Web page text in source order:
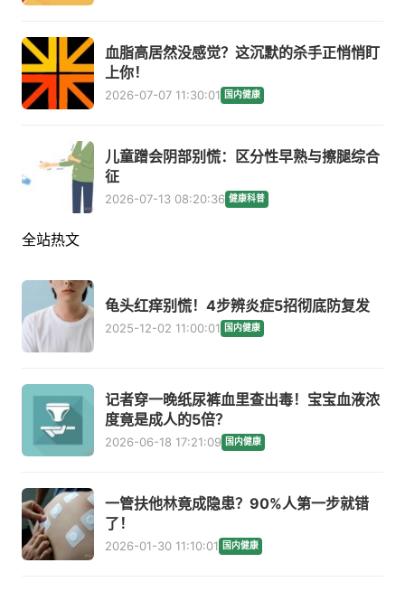
血脂高居然没感觉？这沉默的杀手正悄悄盯
上你！
2026-07-07 11:30:01 国内健康
儿童蹭会阴部别慌：区分性早熟与擦腿综合
征
2026-07-13 08:20:36 健康科普
全站热文
龟头红痒别慌！4步辨炎症5招彻底防复发
2025-12-02 11:00:01 国内健康
记者穿一晚纸尿裤血里查出毒！宝宝血液浓
度竟是成人的5倍？
2026-06-18 17:21:09 国内健康
一管扶他林竟成隐患？90%人第一步就错
了！
2026-01-30 11:10:01 国内健康